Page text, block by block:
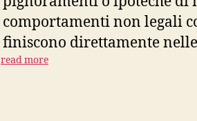
comportamenti non legali
finiscono direttamente nelle
read more